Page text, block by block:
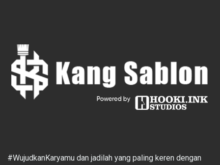
#WujudkanKaryamu dan jadilah yang paling keren dengan